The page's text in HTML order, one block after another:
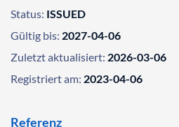
Status: ISSUED
Gültig bis: 2027-04-06
Zuletzt aktualisiert: 2026-03-06
Registriert am: 2023-04-06
Referenz